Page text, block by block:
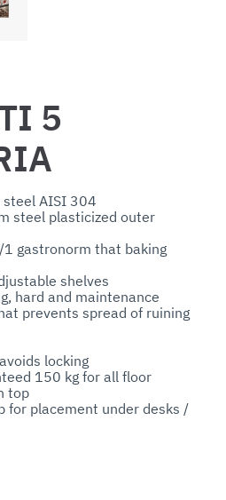
5
steel AISI 304
steel plasticized outer
gastronorm that baking
shelves
hard and maintenance
prevents spread of ruining
locking
150 kg for all floor
top
for placement under desks /
for all floor models